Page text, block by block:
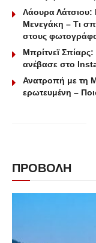
Λάουρα Λάτσιου:
Μενεγάκη – Τι
στους
Μπρίτνεϊ
ανέβασε στο
Ανατροπή με τη
ερωτευμένη –
ΠΡΟΒΟΛΗ